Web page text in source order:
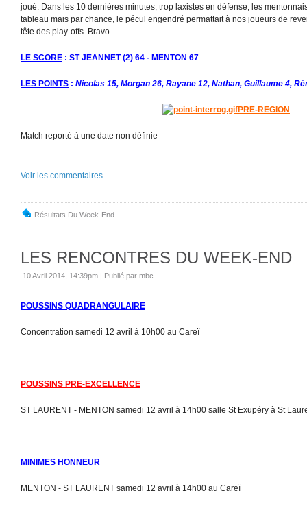
joué. Dans les 10 dernières minutes, trop laxistes en défense, les
tableau mais par chance, le pécul engendré permattait à nos joueurs de
tête des play-offs. Bravo.
LE SCORE : ST JEANNET (2) 64 - MENTON 67
LES POINTS : Nicolas 15, Morgan 26, Rayane 12, Nathan, Guillaume 4,
PRE-REGION
Match reporté à une date non définie
Voir les commentaires
Résultats Du Week-End
LES RENCONTRES DU WEEK-END
10 Avril 2014, 14:39pm | Publié par mbc
POUSSINS QUADRANGULAIRE
Concentration samedi 12 avril à 10h00 au Careï
POUSSINS PRE-EXCELLENCE
ST LAURENT - MENTON samedi 12 avril à 14h00 salle St Exupéry à St
MINIMES HONNEUR
MENTON - ST LAURENT samedi 12 avril à 14h00 au Careï